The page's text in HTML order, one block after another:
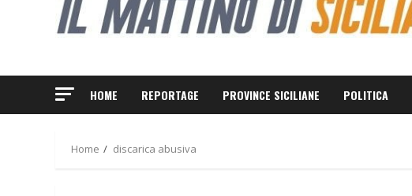
HOME REPORTAGE PROVINCE SICILIANE POLITICA
Home discarica abusiva